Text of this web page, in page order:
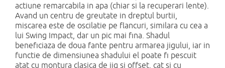
actiune remarcabila in apa (chiar si la recuperari lente).
Avand un centru de greutate in dreptul burtii,
miscarea este de oscilatie pe flancuri, similara cu cea a
lui Swing Impact, dar un pic mai fina. Shadul
beneficiaza de doua fante pentru armarea jigului, iar in
functie de dimensiunea shadului el poate fi pescuit
atat cu montura clasica de jig si offset, cat si cu